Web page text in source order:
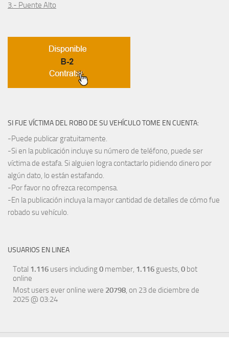
3.- Puente Alto
SI FUE VÍCTIMA DEL ROBO DE SU VEHÍCULO TOME EN CUENTA:
-Puede publicar gratuitamente.
-Si en la publicación incluye su número de teléfono, puede ser
víctima de estafa. Si alguien logra contactarlo pidiendo dinero por
algún dato, lo están estafando.
-Por favor no ofrezca recompensa.
-En la publicación incluya la mayor cantidad de detalles de cómo fue
robado su vehículo.
USUARIOS EN LINEA
Total 1.116 users including0 member, 1.116 guests, 0 bot
online
Most users ever online were 20798, on 23 de diciembre de
2025 @ 03:24